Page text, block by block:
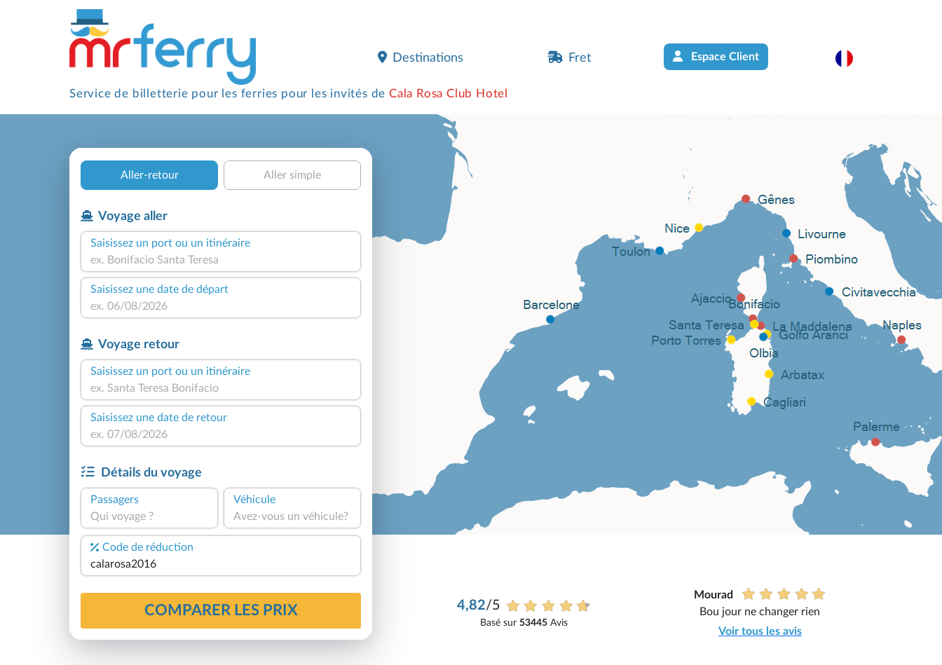
Service de billetterie pour les ferries pour les invités deCala Rosa Club Hotel
Destinations Fret Espace Client
Aller-retour Aller simple
Voyage aller
Saisissez un port ou un itinéraire
Saisissez une date de départ
Voyage retour
Saisissez un port ou un itinéraire
Saisissez une date de retour
Détails du voyage
Passagers
Qui voyage ?
Véhicule
Avez-vous un véhicule?
Code de réduction
COMPARER LES PRIX 4,82/5
Basé sur 53445Avis
Mourad
Bou jour ne changer rien
Voir tous les avis